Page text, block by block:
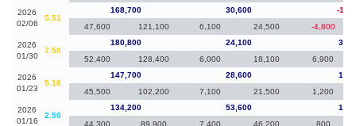
2026
02/06
5.51
168,700 30,600
-
47,600
121,100 6,100 24,500 -4,800
2026
01/30
7.50
180,800 24,100
52,400
128,400 6,000 18,100 6,900
2026
01/23
5.16
147,700 28,600
45,500
102,200 7,100 21,500 1,200
2026
01/16
2.50
134,200 53,600